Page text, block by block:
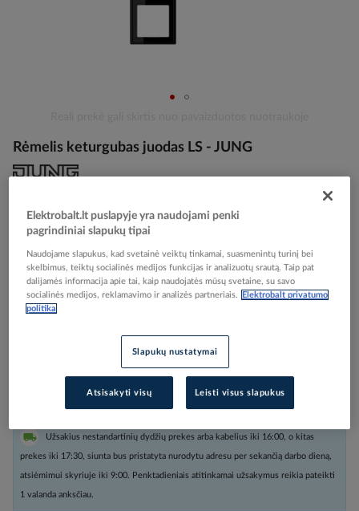
the
beginning
images
gallery
Rėmelis keturgubas juodas LS - JUNG
021372
EAN kodas
Gamintojo prekės kodas
Prisijunkite, norėdami pamatyti kainas
Įtraukti į palyginimą
darbo dienos (-ų)
Užsakius nestandartinių dydžių prekes arba kabelius iki 16:00, o kitas
prekes iki 17:30, siunta bus pristatyta nurodytu adresu per sekančią darbo dieną,
atsiėmimui skyriuje iki 9:00. Penktadieniais atitinkamai užsakymus reikia pateikti
1 valanda anksčiau.
Elektrobalt.lt puslapyje yra naudojami penki
pagrindiniai slapukų tipai
Naudojame slapukus, kad svetainė veiktų tinkamai, suasmenintų turinį bei
skelbimus, teiktų socialinės medijos funkcijas ir analizuotų srautą. Taip pat
dalijamės informacija apie tai, kaip naudojatės mūsų svetaine, su savo
socialinės medijos, reklamavimo ir analizės partneriais.
Elektrobalt privatumo
politika
Slapukų nustatymai
Atsisakyti visų Leisti visus slapukus